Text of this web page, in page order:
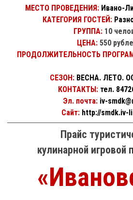
МЕСТО ПРОВЕДЕНИЯ: Ивано-
КАТЕГОРИЯ ГОСТЕЙ:
ГРУППА: 10
ЦЕНА:550
ПРОДОЛЖИТЕЛЬНОСТЬ
СЕЗОН: ВЕСНА. ЛЕТО.
КОНТАКТЫ: тел.
Эл. почта: iv-
Сайт: http://smdk.iv-
Прайс
кулинарной игровой